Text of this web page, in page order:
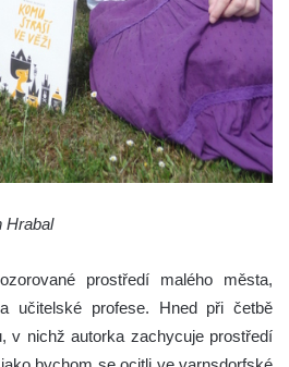
Hrabal
prostředí malého města,
učitelské profese. Hned při četbě
v nichž autorka zachycuje prostředí